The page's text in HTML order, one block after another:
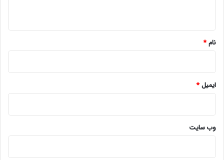
نام*
ایمیل*
وب‌ سایت